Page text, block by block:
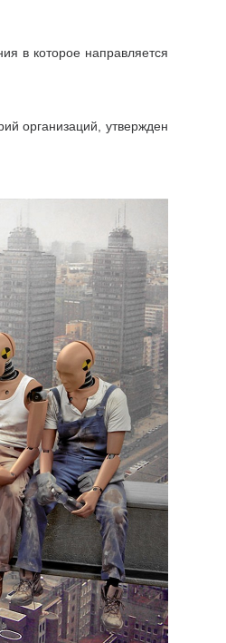
в которое направляется
организаций, утвержден